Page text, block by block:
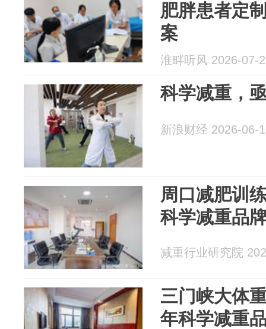
肥胖患者定
案
淮畔听风 2026-07-
科学减重，
新浪财经 2026-06-
周口减肥训
科学减重品
减重行业研究院
三门峡大体
年科学减重